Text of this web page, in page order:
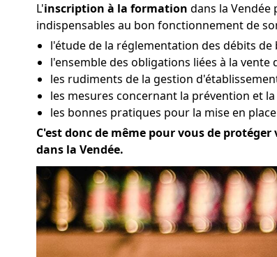
L'inscription à la formation dans la
indispensables au bon fonctionnement de
l'étude de la réglementation des débits de
l'ensemble des obligations liées à la vente
les rudiments de la gestion
les mesures concernant la prévention et
les bonnes pratiques pour la mise en
C'est donc de même pour vous de
dans la Vendée.